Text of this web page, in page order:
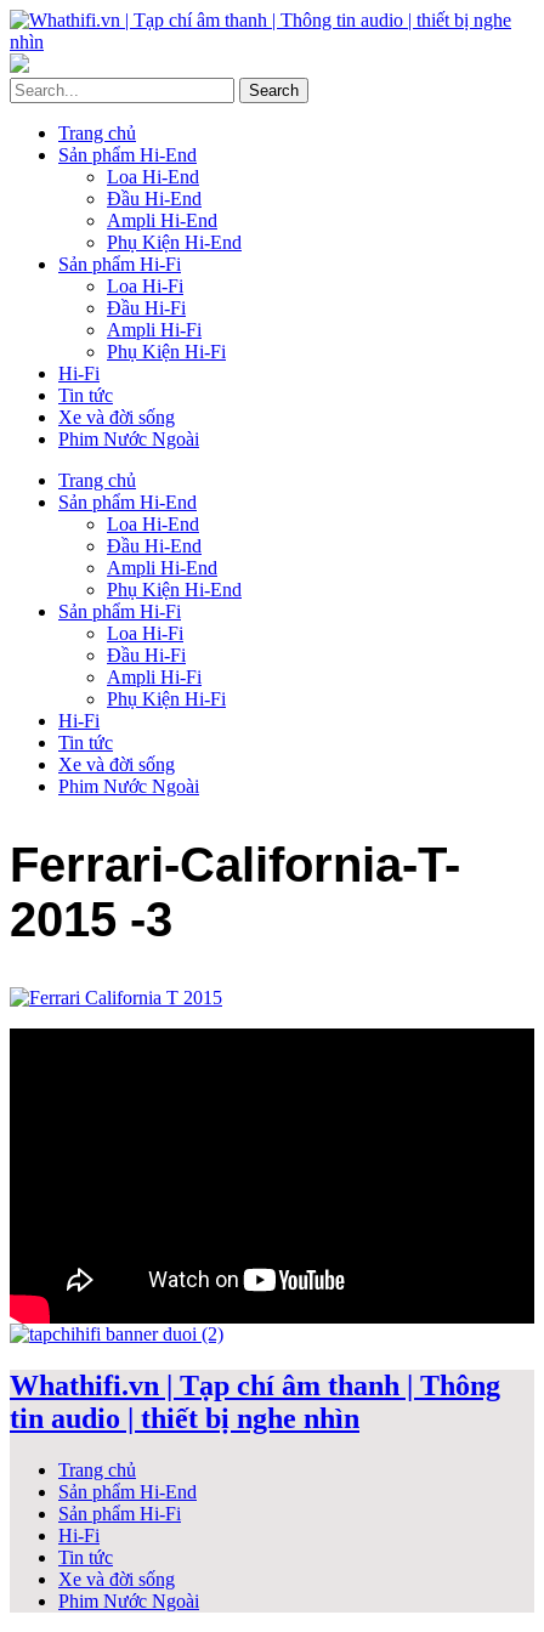
Trang chủ
Sản phẩm Hi-End
Loa Hi-End
Đầu Hi-End
Ampli Hi-End
Phụ Kiện Hi-End
Sản phẩm Hi-Fi
Loa Hi-Fi
Đầu Hi-Fi
Ampli Hi-Fi
Phụ Kiện Hi-Fi
Hi-Fi
Tin tức
Xe và đời sống
Phim Nước Ngoài
Trang chủ
Sản phẩm Hi-End
Loa Hi-End
Đầu Hi-End
Ampli Hi-End
Phụ Kiện Hi-End
Sản phẩm Hi-Fi
Loa Hi-Fi
Đầu Hi-Fi
Ampli Hi-Fi
Phụ Kiện Hi-Fi
Hi-Fi
Tin tức
Xe và đời sống
Phim Nước Ngoài
Ferrari-California-T-
2015 -3
Whathifi.vn | Tạp chí âm thanh | Thông
tin audio | thiết bị nghe nhìn
Trang chủ
Sản phẩm Hi-End
Sản phẩm Hi-Fi
Hi-Fi
Tin tức
Xe và đời sống
Phim Nước Ngoài